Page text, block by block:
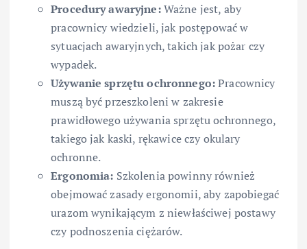
Procedury awaryjne:Ważne jest, aby
pracownicy wiedzieli, jak postępować w
sytuacjach awaryjnych, takich jak pożar czy
wypadek.
Używanie sprzętu ochronnego:Pracownicy
muszą być przeszkoleni w zakresie
prawidłowego używania sprzętu ochronnego,
takiego jak kaski, rękawice czy okulary
ochronne.
Ergonomia: Szkolenia powinny również
obejmować zasady ergonomii, aby zapobiegać
urazom wynikającym z niewłaściwej postawy
czy podnoszenia ciężarów.